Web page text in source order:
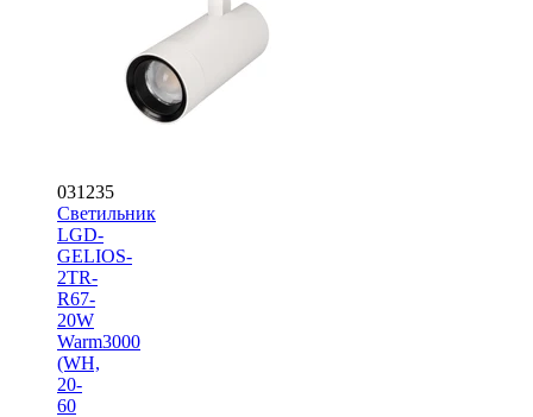
031235
Светильник
LGD-
GELIOS-
2TR-
R67-
20W
Warm3000
(WH,
20-
60